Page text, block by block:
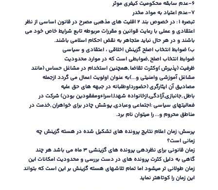
۶-عدم سابقه محکومیت کیفری موثر
۷-عدم اعتیاد به مواد مخدر
تبصره ۱ :
در خصوص بند ۲ اقلیت های مذهبی مصرح در قانون اساسی از نظر
اعتقادی و عملی با رعایت قوانین و مقررات مربوطه تابع شرایط خاص خود می
باشند و در هر حال نباید متجاهر به نقض احکام اسلامی باشند.
ب)ضوابط انتخاب اصلح گزینش اخلاقی ، اعتقادی و سیاسی
ضوابط انتخاب اصلح,ضوابطی است که در موارد محدودیت
ظرفیت(پذیرش)وکثرت تقاضا,همچنین استخدام در مشاغل حساس(مانند
مشاغل آموزشی وامنیتی و...)به عنوان اولویت اعمال می گردد ازجمله
مصادیق آن ایثارگری(حضورداوطلبانه در جبهه های حق علیه
باطل,جانبازی,آزادگی,ازخانواده شهدا,اسراءومفقودین بودن) شرکت در
فعالیتهای سیاسی:اجتماعی وعبادی,پوشش چادر برای خواهران,خدمت در
مناطق محروم و...را میتوان نام برد.
پرسش:زمان اعلام نتایج پرونده های تشکیل شده در هسته گزینش چه
زمانی است؟
زمان قانونی برای نظردهی پرونده های گزینشی ۳ ماه می باشد هر چند
گاهی به دلیل کثرت پرونده های در دست بررسی و محدودیت امکانات این
زمان طولانی تر میشود اما تمام تلاشهای هسته گزینش بر این است که بتواند
این زمان را کوتاهتر نماید